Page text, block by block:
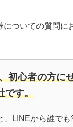
ついての質問に
初心者の方に
です。
、LINEから誰でも